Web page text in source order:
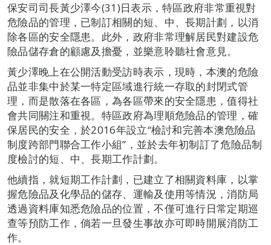
保安司司長黃少澤今(31)日表示，特區政府非常重視對
危險品的管理，已制訂相關的短、中、長期計劃，以消
除各區的安全隱患。此外，政府非常理解居民對建設危
險品儲存倉的顧慮及擔憂，並樂意聆聽社會意見。
黃少澤晚上在公開活動受訪時表示，現時，本澳的危險
品並非集中於某一特定區域進行統一存取的封閉式管
理，而是散落在各區，為各區帶來的安全隱患，值得社
會共同關注和重視。特區政府為理順危險品的管理，確
保居民的安全，於2016年設立“檢討和完善本澳危險品
制度跨部門聯合工作小組”，並於去年初制訂了危險品制
度檢討的短、中、長期工作計劃。
他續指，就短期工作計劃，已建立了相關資料庫，以掌
握危險品及化學品的儲存、運輸及使用等情況，消防局
透過資料庫知悉危險品的位置，不僅可進行日常定期巡
查等預防工作，倘若一旦發生事故亦可即時開展消防工
作。